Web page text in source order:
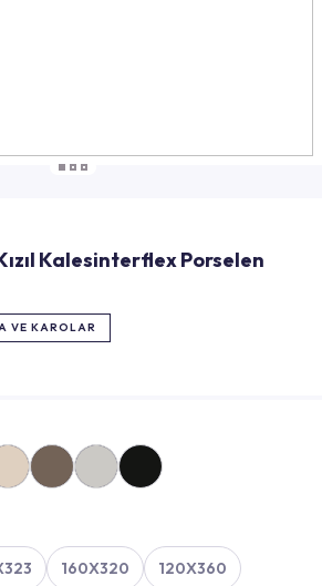
Kalesinterflex Porselen
VE KAROLAR
160X320 120X360